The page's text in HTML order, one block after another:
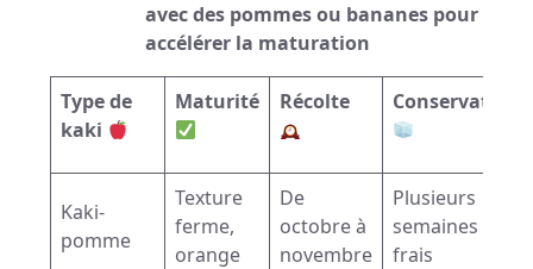
avec des pommes ou bananes pour
accélérer la maturation
Type de
kaki
Maturité Récolte Conservation
Kaki-
pomme
Texture
ferme,
orange
De
octobre à
novembre
Plusieurs
semaines au
frais